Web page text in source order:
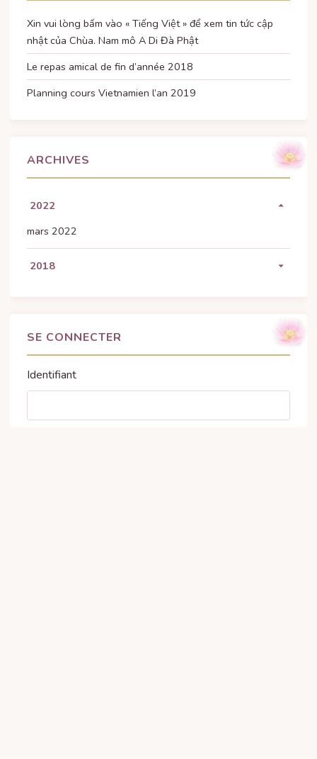
Xin vui lòng bấm vào « Tiếng Việt » để xem tin tức cập
nhật của Chùa. Nam mô A Di Đà Phật
Le repas amical de fin d’année 2018
Planning cours Vietnamien l’an 2019
ARCHIVES
2022
mars 2022
2018
SE CONNECTER
Identifiant